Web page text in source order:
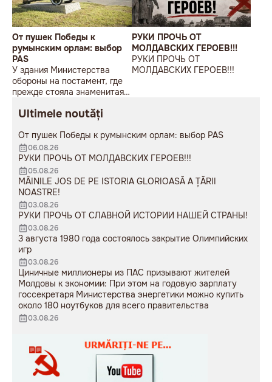
От пушек Победы к
румынским орлам: выбор
PAS
У здания Министерства
обороны на постамент, где
прежде стояла знаменитая
мужчина возложил букет
РУКИ ПРОЧЬ ОТ
МОЛДАВСКИХ ГЕРОЕВ!!!
РУКИ ПРОЧЬ ОТ
МОЛДАВСКИХ ГЕРОЕВ!!!
Ultimele noutăți
От пушек Победы к румынским орлам: выбор PAS
06.08.26
РУКИ ПРОЧЬ ОТ МОЛДАВСКИХ ГЕРОЕВ!!!
05.08.26
MÂINILE JOS DE PE ISTORIA GLORIOASĂ A ȚĂRII
NOASTRE!
03.08.26
РУКИ ПРОЧЬ ОТ СЛАВНОЙ ИСТОРИИ НАШЕЙ СТРАНЫ!
03.08.26
3 августа 1980 года состоялось закрытие Олимпийских
игр
03.08.26
Циничные миллионеры из ПАС призывают жителей
Молдовы к экономии: При этом на годовую зарплату
госсекретаря Министерства энергетики можно купить
около 180 ноутбуков для всего правительства
03.08.26